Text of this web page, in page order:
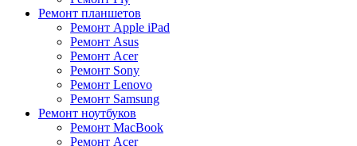
Ремонт планшетов
Ремонт Apple iPad
Ремонт Asus
Ремонт Acer
Ремонт Sony
Ремонт Lenovo
Ремонт Samsung
Ремонт ноутбуков
Ремонт MacBook
Ремонт Acer